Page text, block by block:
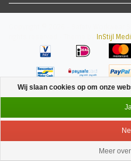
InStijl
Menu
Wij slaan cookies op om onze
Meer